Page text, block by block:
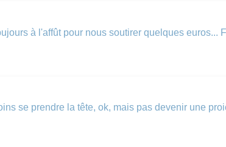
à l'affût pour nous soutirer quelques euros...
se prendre la tête, ok, mais pas devenir une